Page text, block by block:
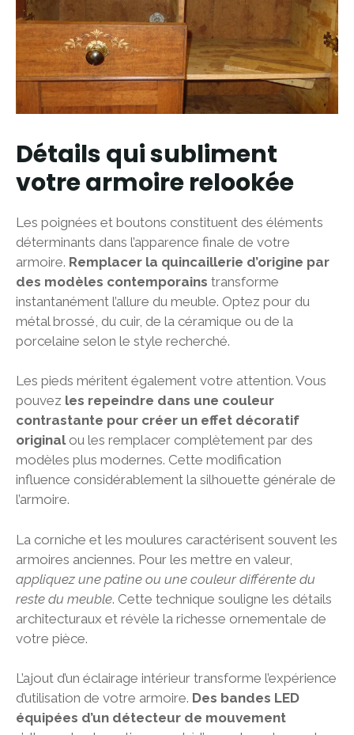
Détails qui subliment
votre armoire relookée
Les poignées et boutons constituent des éléments
déterminants dans l’apparence finale de votre
armoire. Remplacer la quincaillerie d’origine par
des modèles contemporains transforme
instantanément l’allure du meuble. Optez pour du
métal brossé, du cuir, de la céramique ou de la
porcelaine selon le style recherché.
Les pieds méritent également votre attention. Vous
pouvez les repeindre dans une couleur
contrastante pour créer un effet décoratif
originalou les remplacer complètement par des
modèles plus modernes. Cette modification
influence considérablement la silhouette générale de
l’armoire.
La corniche et les moulures caractérisent souvent les
armoires anciennes. Pour les mettre en valeur,
appliquez une patine ou une couleur différente du
reste du meuble. Cette technique souligne les détails
architecturaux et révèle la richesse ornementale de
votre pièce.
L’ajout d’un éclairage intérieur transforme l’expérience
d’utilisation de votre armoire. Des bandes LED
équipées d’un détecteur de mouvement